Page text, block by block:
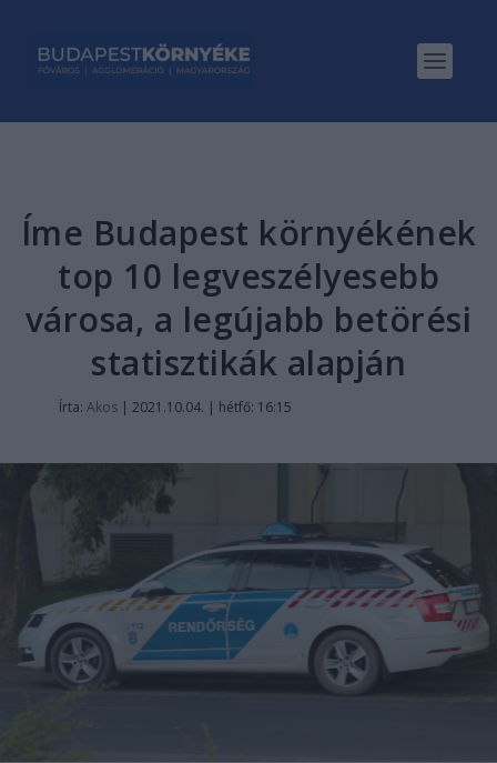
Íme Budapest környékének
top 10 legveszélyesebb
városa, a legújabb betörési
statisztikák alapján
Írta: Akos| 2021.10.04. | hétfő: 16:15